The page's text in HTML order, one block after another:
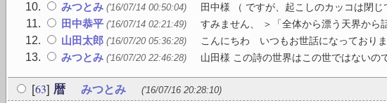
みつとみ ('16/07/14 00:50:04) 田中様 （ ですが、起こしのカッコは閉
田中恭平 ('16/07/14 02:21:49) すみません、 ＞「全体から漂う天界から
山田太郎 ('16/07/20 05:36:28) こんにちわ いつもお世話になってお
みつとみ ('16/07/20 22:46:28) 山田様 この詩の世界はこの世ではないの
[63] 暦 みつとみ ('16/07/16 20:28:10)